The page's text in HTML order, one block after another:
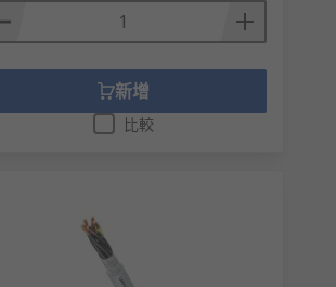
新增
比較